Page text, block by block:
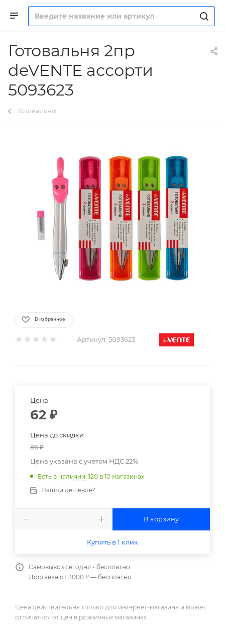
Готовальня 2пр
deVENTE ассорти
5093623
Готовальни
В избранное
Артикул: 5093623
Цена
62 ₽
Цена до скидки
86₽
Цена указана с учетом НДС 22%
Есть в наличии: 120 в 10 магазинах
Нашли дешевле?
В корзину
Купить в 1 клик
Самовывоз сегодня - бесплатно
Доставка от 3000 ₽ — бесплатно
Цена действительна только для интернет-магазина и может
отличаться от цен в розничных магазинах